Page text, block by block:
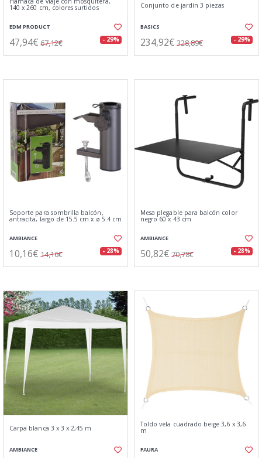
140 x 260 cm, colores surtidos
EDM PRODUCT
47,94€ 67,12€ - 29%
Conjunto de jardín 3 piezas
BASICS
234,92€ 328,89€ - 29%
Soporte para sombrilla balcón,
antracita, largo de 15.5 cm x ø 5.4 cm
AMBIANCE
10,16€ 14,16€ - 28%
Mesa plegable para balcón color
negro 60 x 43 cm
AMBIANCE
50,82€ 70,78€ - 28%
Carpa blanca 3 x 3 x 2,45 m
AMBIANCE
Toldo vela cuadrado beige 3,6 x 3,6
m
FAURA